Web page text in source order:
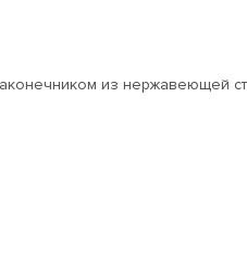
из нержавеющей